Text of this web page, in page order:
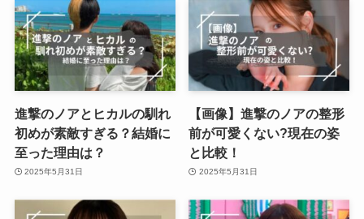
進撃のノアとヒカルの馴れ
初めが素敵すぎる？結婚に
至った理由は？
2025年5月31日
【画像】進撃のノアの整形
前が可愛くない?現在の姿
と比較！
2025年5月31日